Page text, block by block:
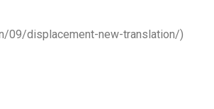
09/displacement-new-translation/)